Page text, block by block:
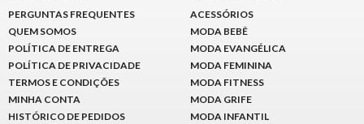
PERGUNTAS FREQUENTES
QUEM SOMOS
POLÍTICA DE ENTREGA
POLÍTICA DE PRIVACIDADE
TERMOS E CONDIÇÕES
MINHA CONTA
HISTÓRICO DE PEDIDOS
ACESSÓRIOS
MODA BEBÊ
MODA EVANGÉLICA
MODA FEMININA
MODA FITNESS
MODA GRIFE
MODA INFANTIL